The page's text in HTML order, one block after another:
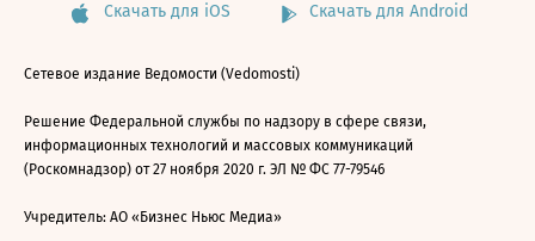
Скачать для iOS Скачать для Android
Сетевое издание Ведомости (Vedomosti)
Решение Федеральной службы по надзору в сфере связи,
информационных технологий и массовых коммуникаций
(Роскомнадзор) от 27 ноября 2020 г. ЭЛ № ФС 77-79546
Учредитель: АО «Бизнес Ньюс Медиа»